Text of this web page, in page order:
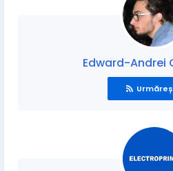
Edward-Andrei